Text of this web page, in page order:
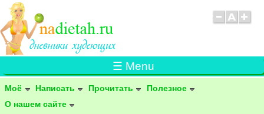
☰ Menu
Моё Написать Прочитать
Полезное
О нашем сайте